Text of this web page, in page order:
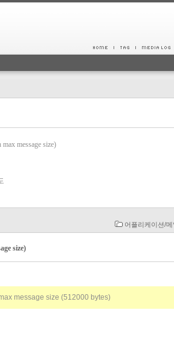
message size)
어플리케이션/
size)
message size (512000 bytes)